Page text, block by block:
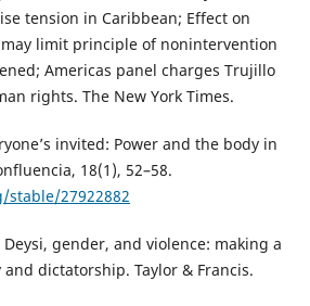
tension in Caribbean; Effect on
may limit principle of nonintervention
Americas panel charges Trujillo
rights. The New York Times.
invited: Power and the body in
18(1), 52–58.
27922882
Deysi, gender, and violence: making a
dictatorship. Taylor & Francis.